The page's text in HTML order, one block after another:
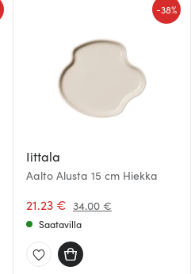
Iittala
Aalto Alusta 15 cm Hiekka
21.23 € 34.00 €
-38%
Saatavilla